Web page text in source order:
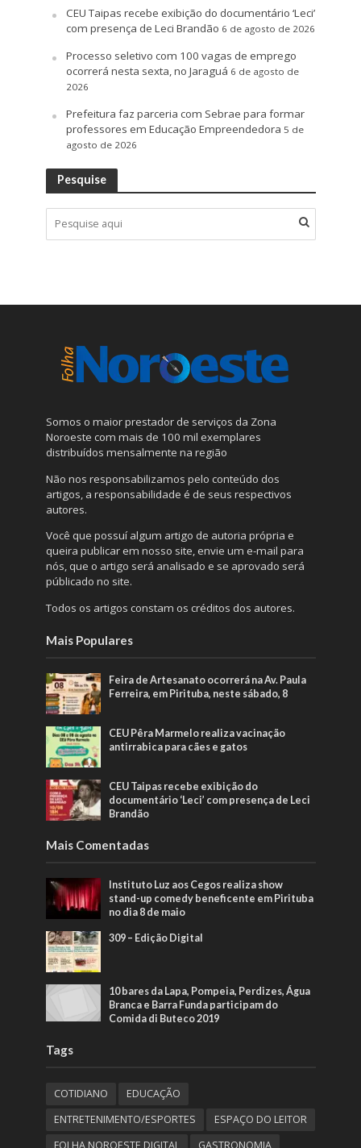
CEU Taipas recebe exibição do documentário ‘Leci’
com presença de Leci Brandão 6 de agosto de 2026
Processo seletivo com 100 vagas de emprego
ocorrerá nesta sexta, no Jaraguá 6 de agosto de
2026
Prefeitura faz parceria com Sebrae para formar
professores em Educação Empreendedora 5 de
agosto de 2026
Pesquise
Somos o maior prestador de serviços da Zona
Noroeste com mais de 100 mil exemplares
distribuídos mensalmente na região
Não nos responsabilizamos pelo conteúdo dos
artigos, a responsabilidade é de seus respectivos
autores.
Você que possuí algum artigo de autoria própria e
queira publicar em nosso site, envie um e-mail para
nós, que o artigo será analisado e se aprovado será
públicado no site.
Todos os artigos constam os créditos dos autores.
Mais Populares
Feira de Artesanato ocorrerá na Av. Paula
Ferreira, em Pirituba, neste sábado, 8
CEU Pêra Marmelo realiza vacinação
antirrabica para cães e gatos
CEU Taipas recebe exibição do
documentário ‘Leci’ com presença de Leci
Brandão
Mais Comentadas
Instituto Luz aos Cegos realiza show
stand-up comedy beneficente em Pirituba
no dia 8 de maio
309 – Edição Digital
10 bares da Lapa, Pompeia, Perdizes, Água
Branca e Barra Funda participam do
Comida di Buteco 2019
Tags
COTIDIANO
EDUCAÇÃO
ENTRETENIMENTO/ESPORTES
ESPAÇO DO LEITOR
FOLHA NOROESTE DIGITAL
GASTRONOMIA